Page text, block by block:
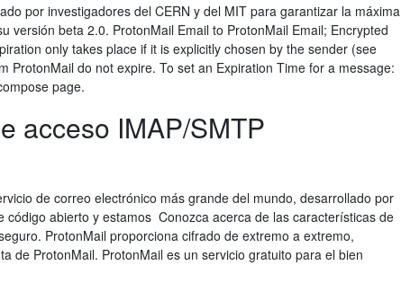
por investigadores del CERN y del MIT para garantizar la máxima
versión beta 2.0. ProtonMail Email to ProtonMail Email; Encrypted
only takes place if it is explicitly chosen by the sender (see
ProtonMail do not expire. To set an Expiration Time for a message:
page.
acceso IMAP/SMTP
de correo electrónico más grande del mundo, desarrollado por
código abierto y estamos Conozca acerca de las características de
ProtonMail proporciona cifrado de extremo a extremo,
de ProtonMail. ProtonMail es un servicio gratuito para el bien